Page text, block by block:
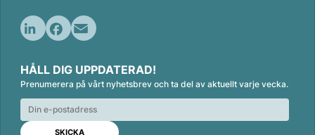
n
k
e
I
c
e
b
o
E
a
i
l
HÅLL DIG UPPDATERAD!
Prenumerera på vårt nyhetsbrev och ta del av aktuellt varje vecka.